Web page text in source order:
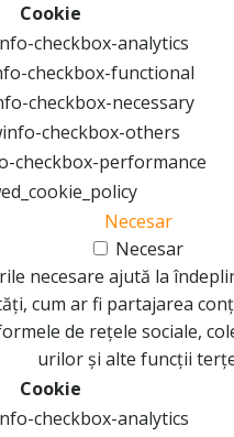
Cookie
checkbox-analytics
checkbox-functional
checkbox-necessary
checkbox-others
checkbox-performance
Necesar
Necesar
necesare ajută la
cum ar fi partajarea
de rețele sociale,
urilor și alte funcții
Cookie
checkbox-analytics